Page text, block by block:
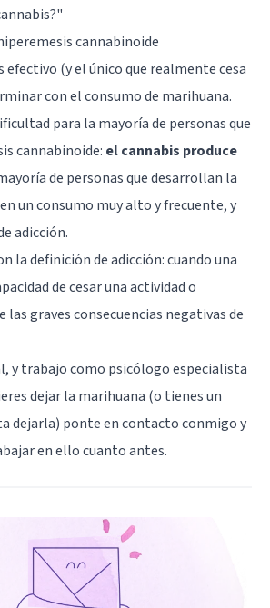
cannabinoide
(y el único que realmente cesa
con el consumo de marihuana.
para la mayoría de personas que
cannabinoide: el cannabis produce
de personas que desarrollan la
un consumo muy alto y frecuente, y
adicción.
la definición de adicción: cuando una
de cesar una actividad o
las graves consecuencias negativas de
y trabajo como psicólogo especialista
dejar la marihuana (o tienes un
dejarla) ponte en contacto conmigo y
en ello cuanto antes.